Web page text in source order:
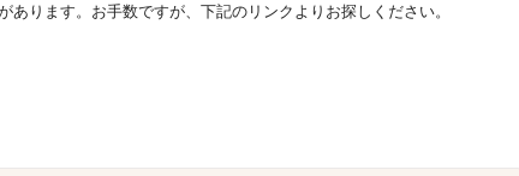
あります。お手数ですが、下記のリンクよりお探しください。